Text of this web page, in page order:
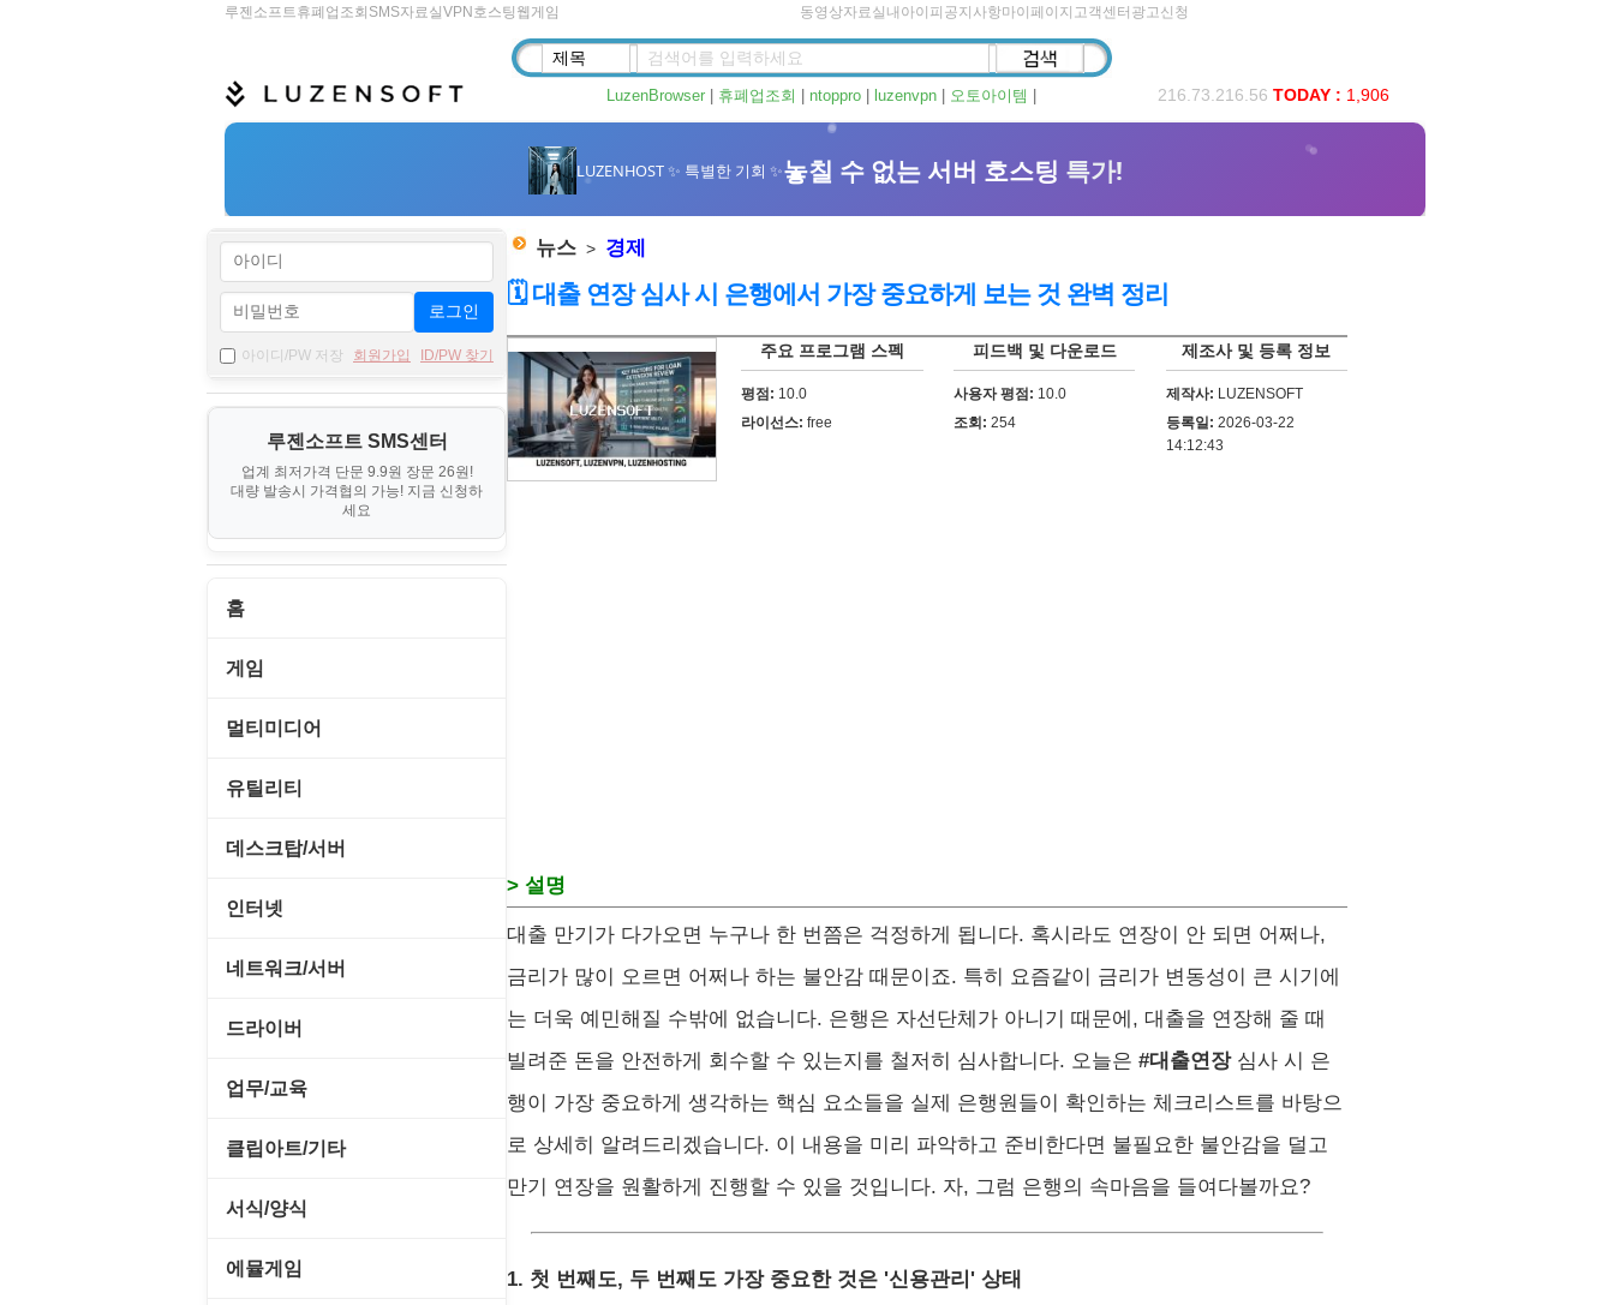
루젠소프트휴폐업조회 SMS자료실 VPN 호스팅 웹게임 동영상자료실 내아이피 공지사항마이페이지 고객센터 광고신청
LuzenBrowser| 휴폐업조회 ntoppro| luzenvpn| 오토아이템 216.73.216.56 TODAY : 1,906
로그인
아이디/PW 저장 회원가입 ID/PW 찾기
루젠소프트 SMS센터
업계 최저가격 단문 9.9원 장문 26원!
대량 발송시 가격협의 가능! 지금 신청하
세요
홈
게임
게임 관련 툴
아케이드/액션
앱플레이어
온라인게임
전략/시뮬레이션
멀티미디어
CD/DVD 재생기
비디오 재생기
사운드 에디터
사운드 재생기
이미지 뷰어
유틸리티
CD/CDR/DVD
바이러스 백신
압축파일 관리
파일/디스크
하드웨어 관련
데스크탑/서버
Prometheus
실행기/툴바
운영체제 ISO/Image
커서/아이콘 툴
폰트관리/인쇄
인터넷
FTP/텔넷/통신
사이트 저작도구
원격도구
웹 브라우저
네트워크/서버
FTP 서버
백오피스/.NET
웹 서버
드라이버
SCSI/IDE/USB
비디오/모니터
업무/교육
MS 오피스 관련
클립아트/기타
동영상 클립
서식/양식
경찰청-감사
에뮬게임
뉴스 > 경제
🗓️ 대출 연장 심사 시 은행에서 가장 중요하게 보는 것 완벽 정리
자
료
기
본
정
주요 프로그램 스펙
평점: 10.0
라이선스: free
피드백 및 다운로드
사용자 평점: 10.0
조회: 254
제조사 및 등록 정보
제작사: LUZENSOFT
등록일: 2026-03-22
14:12:43
> 설명
대출 만기가 다가오면 누구나 한 번쯤은 걱정하게 됩니다. 혹시라도 연장이 안 되면 어쩌나,
금리가 많이 오르면 어쩌나 하는 불안감 때문이죠. 특히 요즘같이 금리가 변동성이 큰 시기에
는 더욱 예민해질 수밖에 없습니다. 은행은 자선단체가 아니기 때문에, 대출을 연장해 줄 때
빌려준 돈을 안전하게 회수할 수 있는지를 철저히 심사합니다. 오늘은 #대출연장심사 시 은
행이 가장 중요하게 생각하는 핵심 요소들을 실제 은행원들이 확인하는 체크리스트를 바탕으
로 상세히 알려드리겠습니다. 이 내용을 미리 파악하고 준비한다면 불필요한 불안감을 덜고
만기 연장을 원활하게 진행할 수 있을 것입니다. 자, 그럼 은행의 속마음을 들여다볼까요?
1. 첫 번째도, 두 번째도 가장 중요한 것은 '신용관리' 상태